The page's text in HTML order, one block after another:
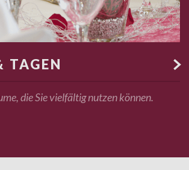
TAGEN 
die Sie vielfältig nutzen können.